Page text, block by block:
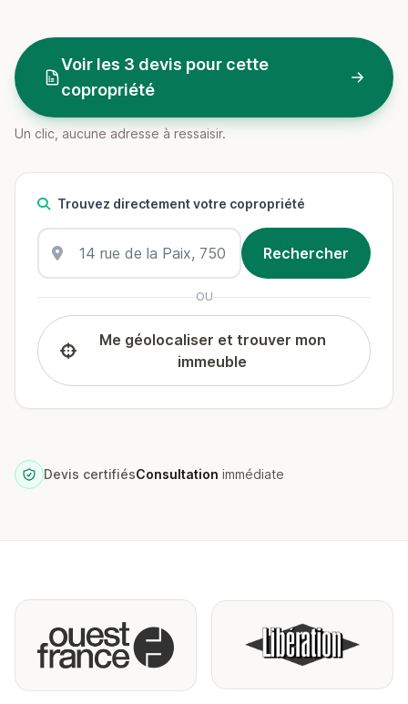
Voir les 3 devis pour cette
copropriété
Un clic, aucune adresse à ressaisir.
Trouvez directement votre copropriété
OU
Me géolocaliser et trouver mon
immeuble
Devis certifiésConsultation immédiate